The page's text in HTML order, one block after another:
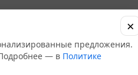
+7 (347)
оптовый
Офис-склады
предложения.
— в Политике
×